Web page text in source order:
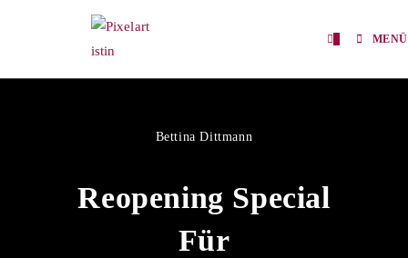
MENÜ
Bettina Dittmann
Reopening Special
Für